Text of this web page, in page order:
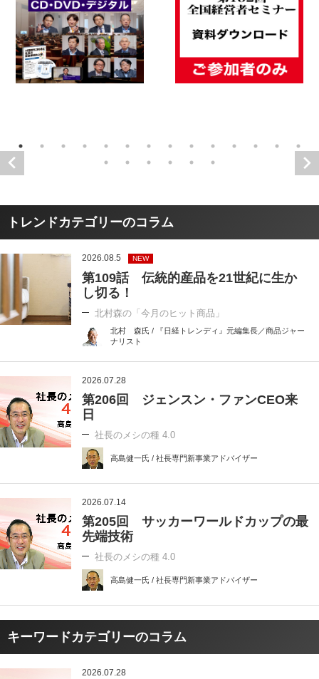
トレンドカテゴリーのコラム
2026.08.5 NEW
第109話 伝統的産品を21世紀に生か
し切る！
北村森の「今月のヒット商品」
北村 森氏 / 『日経トレンディ』元編集長／商品ジャー
ナリスト
2026.07.28
第206回 ジェンスン・ファンCEO来
日
社長のメシの種 4.0
高島健一氏 / 社長専門新事業アドバイザー
2026.07.14
第205回 サッカーワールドカップの最
先端技術
社長のメシの種 4.0
高島健一氏 / 社長専門新事業アドバイザー
キーワードカテゴリーのコラム
2026.07.28